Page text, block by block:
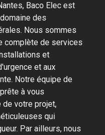
Baco Elec est
des
Nous sommes
complète de services
et
et aux
Notre équipe de
à vous
de votre projet,
qui
Par ailleurs, nous